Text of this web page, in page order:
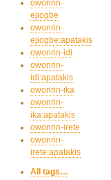
owonrin-
ejiogbe
owonrin-
ejiogbe:apatakis
owonrin-idi
owonrin-
idi:apatakis
owonrin-ika
owonrin-
ika:apatakis
owonrin-irete
owonrin-
irete:apatakis
All tags…